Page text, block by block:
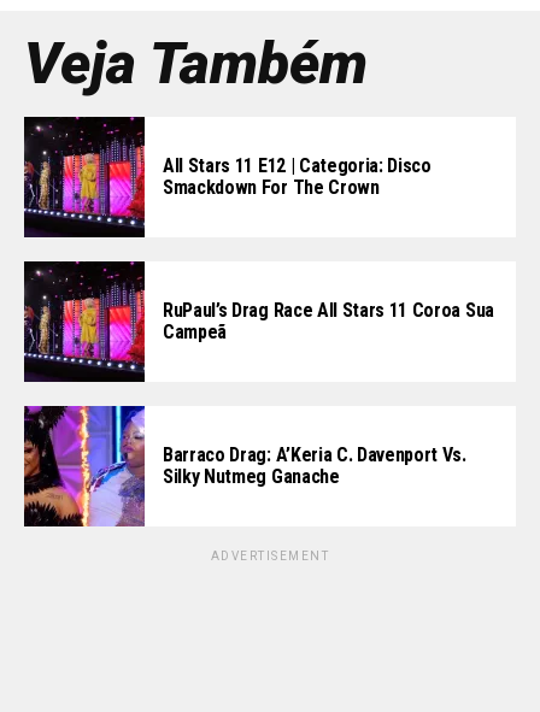
Veja Também
All Stars 11 E12 | Categoria: Disco
Smackdown For The Crown
RuPaul’s Drag Race All Stars 11 Coroa Sua
Campeã
Barraco Drag: A’Keria C. Davenport Vs.
Silky Nutmeg Ganache
ADVERTISEMENT